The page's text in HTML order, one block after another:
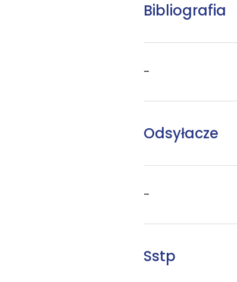
Bibliografia
–
Odsyłacze
–
Sstp